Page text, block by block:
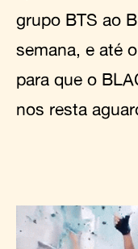
grupo BTS ao
semana, e até
para que o
nos resta